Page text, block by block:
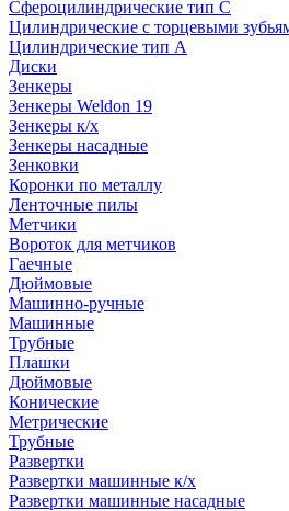
Сфероцилиндрические тип C
Цилиндрические с торцевыми
Цилиндрические тип А
Диски
Зенкеры
Зенкеры Weldon 19
Зенкеры к/х
Зенкеры насадные
Зенковки
Коронки по металлу
Ленточные пилы
Метчики
Вороток для метчиков
Гаечные
Дюймовые
Машинно-ручные
Машинные
Трубные
Плашки
Дюймовые
Конические
Метрические
Трубные
Развертки
Развертки машинные к/х
Развертки машинные насадные